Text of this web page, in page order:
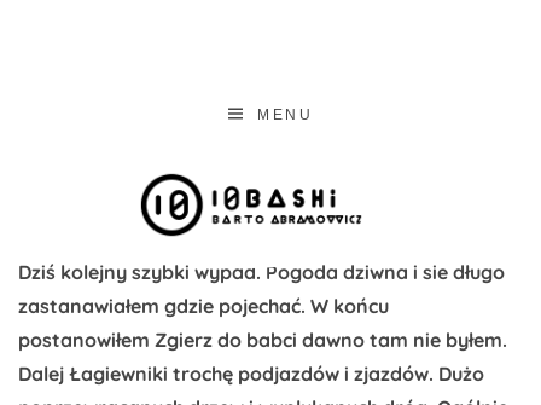
MENU
Dziś kolejny szybki wypad. Pogoda dziwna i sie długo
zastanawiałem gdzie pojechać. W końcu
postanowiłem Zgierz do babci dawno tam nie byłem.
Dalej Łagiewniki trochę podjazdów i zjazdów. Dużo